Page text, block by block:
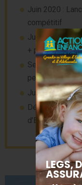
Juin 2020 :
compétitif
Juin 2021 :
+ par le jury
Septembre
permis de
Juin 2022 :
Décembre
d’Enfants et